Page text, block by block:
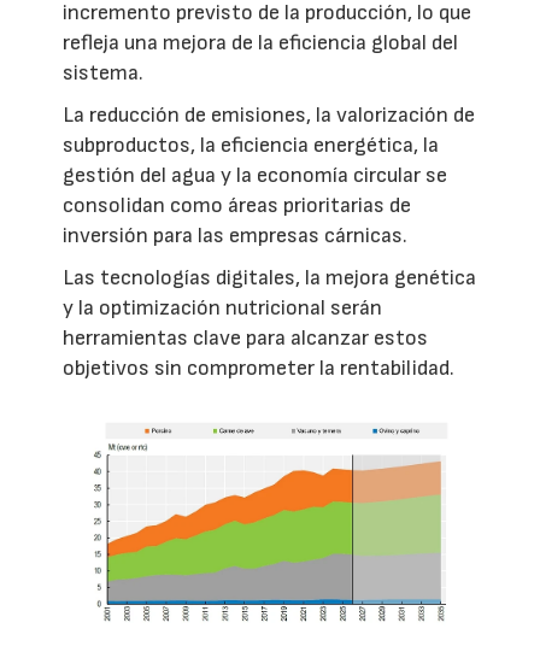
incremento previsto de la producción, lo que
refleja una mejora de la eficiencia global del
sistema.
La reducción de emisiones, la valorización de
subproductos, la eficiencia energética, la
gestión del agua y la economía circular se
consolidan como áreas prioritarias de
inversión para las empresas cárnicas.
Las tecnologías digitales, la mejora genética
y la optimización nutricional serán
herramientas clave para alcanzar estos
objetivos sin comprometer la rentabilidad.